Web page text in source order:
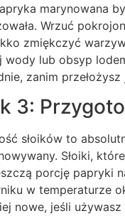
marynowana
Wrzuć
zmiękczyć
wody lub obsyp
zanim przełożysz
3:
słoików to
Słoiki,
porcję papryki
w temperaturze
nowe, jeśli